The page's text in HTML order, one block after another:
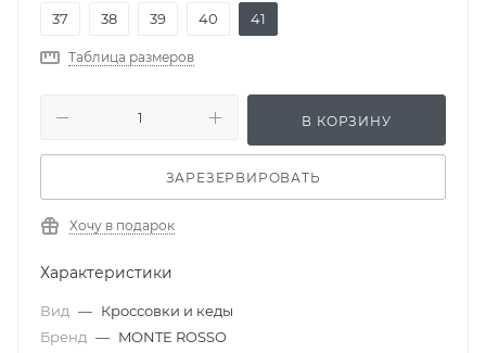
37
38 39 40 41
Таблица размеров
В КОРЗИНУ
ЗАРЕЗЕРВИРОВАТЬ
Хочу в подарок
Характеристики
Вид — Кроссовки и кеды
Бренд — MONTE ROSSO